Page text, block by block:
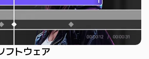
フトウェア